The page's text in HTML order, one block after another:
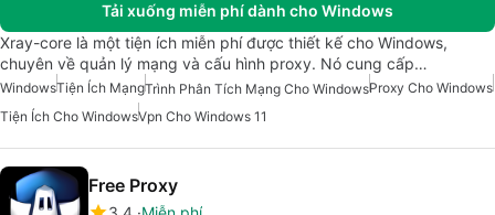
Tải xuống miễn phí dành cho Windows
Xray-core là một tiện ích miễn phí được thiết kế cho Windows,
chuyên về quản lý mạng và cấu hình proxy. Nó cung cấp…
WindowsTiện Ích MạngTrình Phân Tích Mạng Cho WindowsProxy Cho Windows
Tiện Ích Cho WindowsVpn Cho Windows 11
Free Proxy